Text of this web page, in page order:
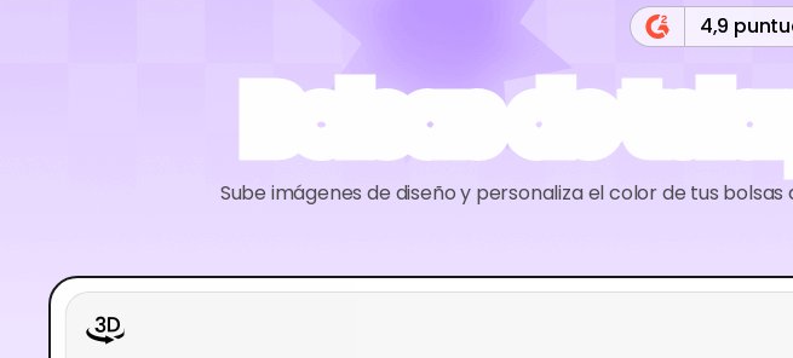
4,9
Bolsas de
Sube imágenes de diseño y personaliza el color de tus